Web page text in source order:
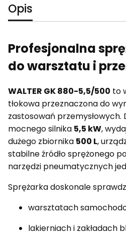
Opis
Profesjonalna
do warsztatu i
WALTER GK 880-5,5/500 to
tłokowa przeznaczona do
zastosowań przemysłowych.
mocnego silnika 5,5 kW,
dużego zbiornika 500 L,
stabilne źródło sprężonego
narzędzi pneumatycznych
Sprężarka doskonale
warsztatach
lakierniach i zakładach